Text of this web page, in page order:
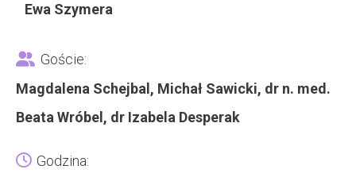
Ewa Szymera
Goście:
Magdalena Schejbal, Michał Sawicki, dr n. med.
Beata Wróbel, dr Izabela Desperak
Godzina: